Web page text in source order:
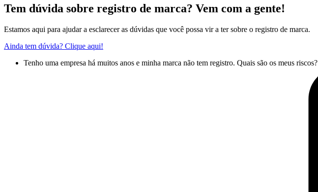
Tem dúvida sobre registro de marca? Vem com a gente!
Estamos aqui para ajudar a esclarecer as dúvidas que você possa vir a ter sobre o registro de marca.
Ainda tem dúvida? Clique aqui!
Tenho uma empresa há muitos anos e minha marca não tem registro. Quais são os meus riscos?